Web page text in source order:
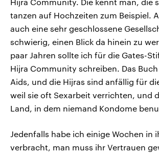
tanzen auf Hochzeiten zum Beispiel.
auch eine sehr geschlossene
schwierig, einen Blick da hinein zu
paar Jahren sollte ich für die Gates-
Hijra Community schreiben. Das
Aids, und die Hijras sind anfällig für
weil sie oft Sexarbeit verrichten, und
Land, in dem niemand Kondome
Jedenfalls habe ich einige Wochen in
verbracht, man muss ihr Vertrauen